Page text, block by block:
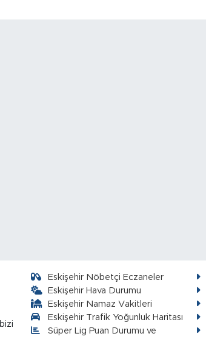
Eskişehir Nöbetçi Eczaneler
Eskişehir Hava Durumu
Eskişehir Namaz Vakitleri
Eskişehir Trafik Yoğunluk Haritası
Süper Lig Puan Durumu ve